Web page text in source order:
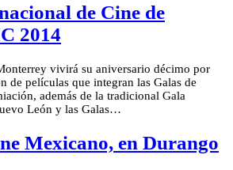
de Cine de
2014
vivirá su aniversario décimo por
de películas que integran las Galas de
además de la tradicional Gala
León y las Galas…
Mexicano, en Durango